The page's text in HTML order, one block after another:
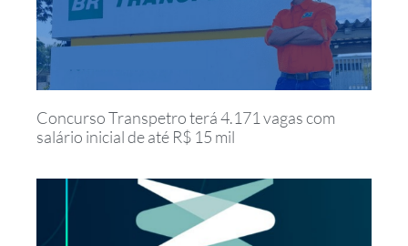
Concurso Transpetro terá 4.171 vagas com
salário inicial de até R$ 15 mil